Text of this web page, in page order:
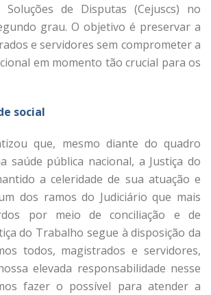
Soluções de Disputas (Cejuscs) no
grau. O objetivo é preservar a
e servidores sem comprometer a
em momento tão crucial para os
social
que, mesmo diante do quadro
saúde pública nacional, a Justiça do
a celeridade de sua atuação e
dos ramos do Judiciário que mais
por meio de conciliação e de
do Trabalho segue à disposição da
todos, magistrados e servidores,
elevada responsabilidade nesse
fazer o possível para atender a